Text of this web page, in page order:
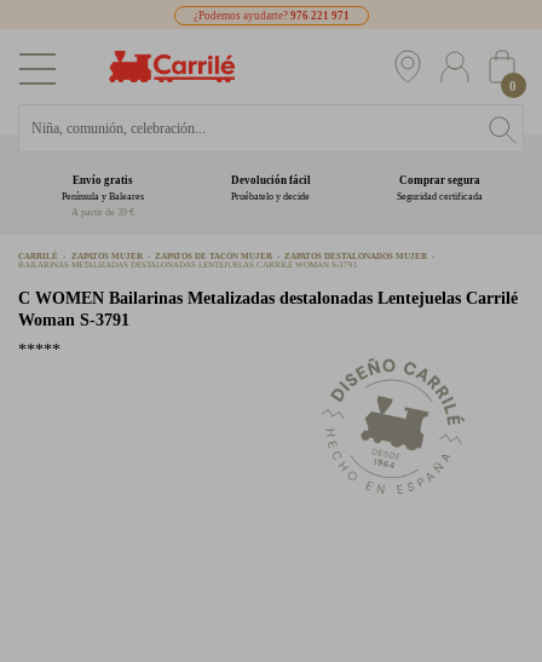
¿Podemos ayudarte? 976 221 971
0
Envío gratis
Península y Baleares
A partir de 39 €
Devolución fácil
Pruébatelo y decide
Comprar segura
Seguridad certificada
CARRILÉ ZAPATOS MUJER ZAPATOS DE TACÓN MUJER
ZAPATOS DESTALONADOS MUJER
BAILARINAS METALIZADAS DESTALONADAS LENTEJUELAS CARRILÉ WOMAN S-3791
C WOMEN Bailarinas Metalizadas destalonadas Lentejuelas Carrilé
Woman S-3791
*****